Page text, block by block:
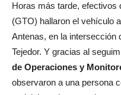
Horas más tarde, efectivos
(GTO) hallaron el vehículo
Antenas, en la intersección
Tejedor. Y gracias al
de Operaciones y
observaron a una persona